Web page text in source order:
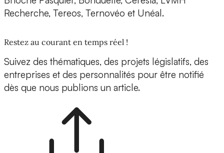
Recherche, Tereos, Ternovéo et Unéal.
Restez au courant en temps réel !
Suivez des thématiques, des projets législatifs, des
entreprises et des personnalités pour être notifié
dès que nous publions un article.